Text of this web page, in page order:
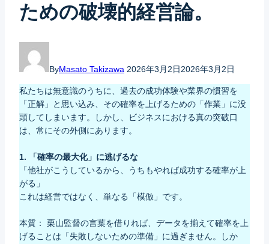
ための破壊的経営論。
ByMasato Takizawa 2026年3月2日2026年3月2日
私たちは無意識のうちに、過去の成功体験や業界の慣習を
「正解」と思い込み、その確率を上げるための「作業」に没
頭してしまいます。しかし、ビジネスにおける真の突破口
は、常にその外側にあります。
1. 「確率の最大化」に逃げるな
「他社がこうしているから、うちもやれば成功する確率が上
がる」
これは経営ではなく、単なる「模倣」です。
本質： 栗山監督の言葉を借りれば、データを揃えて確率を上
げることは「失敗しないための準備」に過ぎません。しか